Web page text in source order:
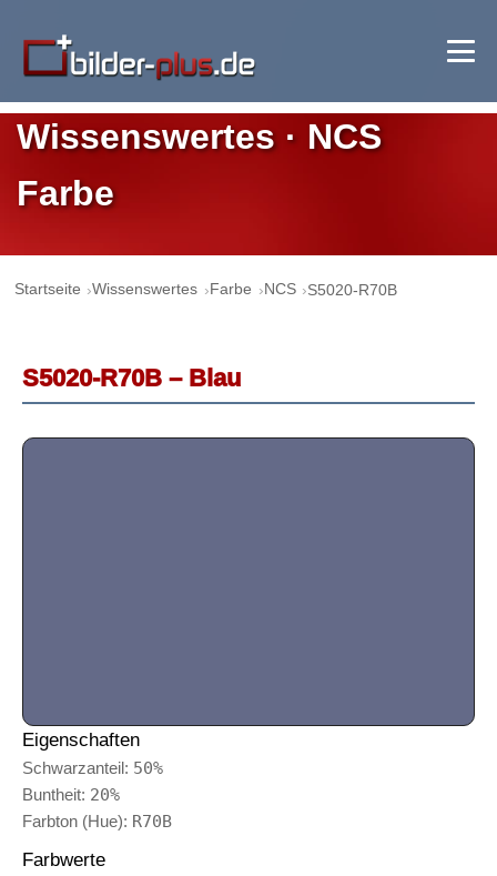
Wissenswertes · NCS
Farbe
Startseite Wissenswertes Farbe NCS S5020-R70B
S5020-R70B – Blau
Eigenschaften
Schwarzanteil: 50%
Buntheit: 20%
Farbton (Hue): R70B
Farbwerte